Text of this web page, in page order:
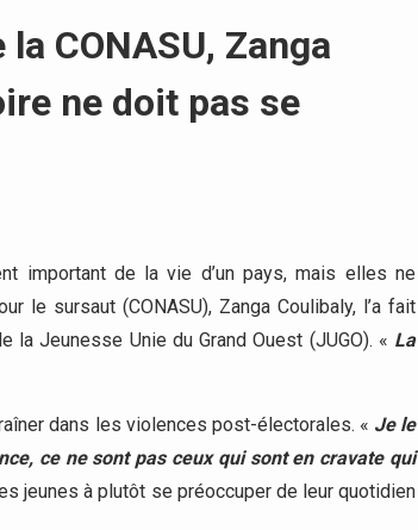
CONASU, Zanga
ne doit pas se
important de la vie d’un pays, mais elles ne
le sursaut (CONASU), Zanga Coulibaly, l’a fait
Jeunesse Unie du Grand Ouest (JUGO). « La
dans les violences post-électorales. « Je le
ce ne sont pas ceux qui sont en cravate qui
jeunes à plutôt se préoccuper de leur quotidien